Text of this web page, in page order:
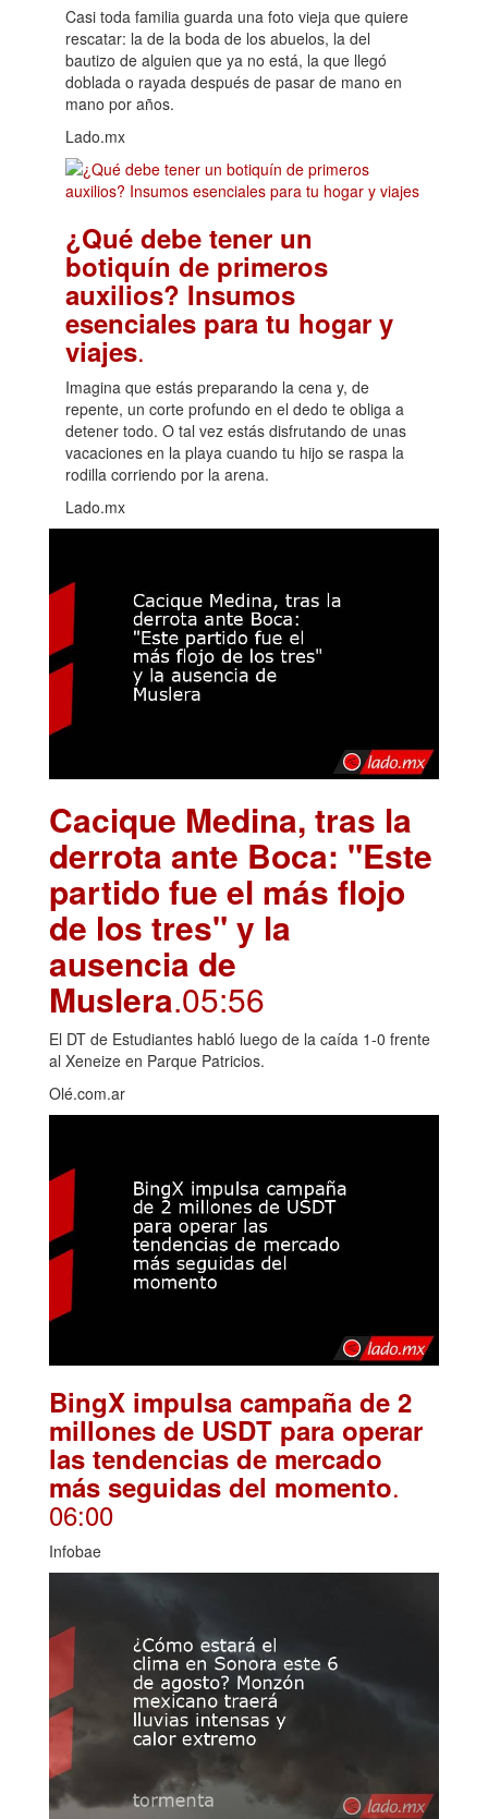
Casi toda familia guarda una foto vieja que quiere
rescatar: la de la boda de los abuelos, la del
bautizo de alguien que ya no está, la que llegó
doblada o rayada después de pasar de mano en
mano por años.
Lado.mx
¿Qué debe tener un
botiquín de primeros
auxilios? Insumos
esenciales para tu hogar y
viajes.
Imagina que estás preparando la cena y, de
repente, un corte profundo en el dedo te obliga a
detener todo. O tal vez estás disfrutando de unas
vacaciones en la playa cuando tu hijo se raspa la
rodilla corriendo por la arena.
Lado.mx
Cacique Medina, tras la
derrota ante Boca: "Este
partido fue el más flojo
de los tres" y la
ausencia de
Muslera.05:56
El DT de Estudiantes habló luego de la caída 1-0 frente
al Xeneize en Parque Patricios.
Olé.com.ar
BingX impulsa campaña de 2
millones de USDT para operar
las tendencias de mercado
más seguidas del momento.
06:00
Infobae